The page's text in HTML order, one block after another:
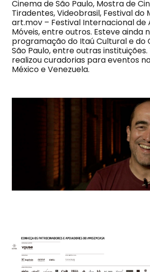
Cinema de São Paulo, Mostra de
Tiradentes, Videobrasil, Festival do
art.mov – Festival Internacional de
Móveis, entre outros. Esteve ainda
programação do Itaú Cultural e do
São Paulo, entre outras
realizou curadorias para eventos
México e Venezuela.